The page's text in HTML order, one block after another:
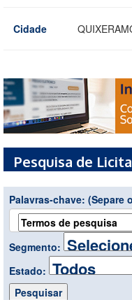
Cidade
Pesquisa de
Palavras-chave: (Separe
Segmento:
Estado: